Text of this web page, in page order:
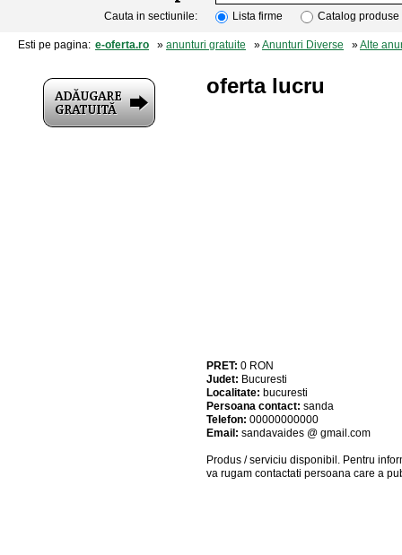
Cauta in sectiunile: Lista firme Catalog produse
Esti pe pagina: e-oferta.ro » anunturi gratuite »Anunturi Diverse »Alte
oferta lucru
PRET: 0 RON
Judet: Bucuresti
Localitate: bucuresti
Persoana contact: sanda
Telefon: 00000000000
Email: sandavaides @ gmail.com
Produs / serviciu disponibil . Pentru
va rugam contactati persoana care a